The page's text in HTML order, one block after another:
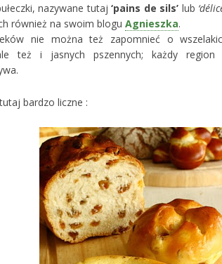
nazywane tutaj‘pains de sils’ lub
również na swoim blogu Agnieszka.
nie można też zapomnieć o
ale też i jasnych pszennych; każdy
bardzo liczne :